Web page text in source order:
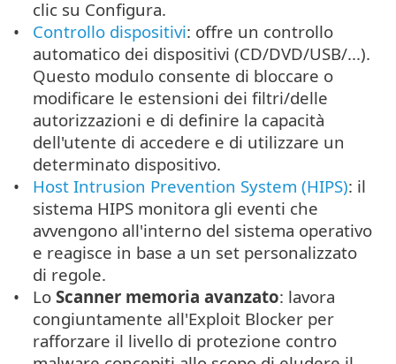
clic su Configura.
Controllo dispositivi: offre un controllo
automatico dei dispositivi (CD/DVD/USB/...).
Questo modulo consente di bloccare o
modificare le estensioni dei filtri/delle
autorizzazioni e di definire la capacità
dell'utente di accedere e di utilizzare un
determinato dispositivo.
Host Intrusion Prevention System (HIPS): il
sistema HIPS monitora gli eventi che
avvengono all'interno del sistema operativo
e reagisce in base a un set personalizzato
di regole.
LoScanner memoria avanzato: lavora
congiuntamente all'Exploit Blocker per
rafforzare il livello di protezione contro